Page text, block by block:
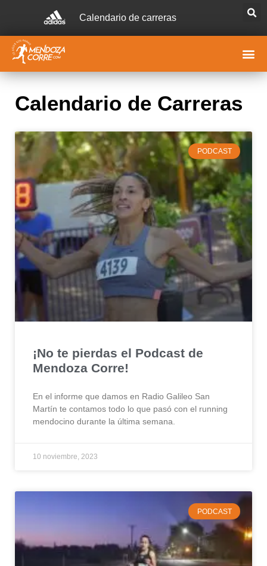
Calendario de carreras
Calendario de Carreras
PODCAST
¡No te pierdas el Podcast de
Mendoza Corre!
En el informe que damos en Radio Galileo San
Martín te contamos todo lo que pasó con el running
mendocino durante la última semana.
10 noviembre, 2023
PODCAST